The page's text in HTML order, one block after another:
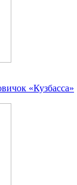
«Кузбасса»